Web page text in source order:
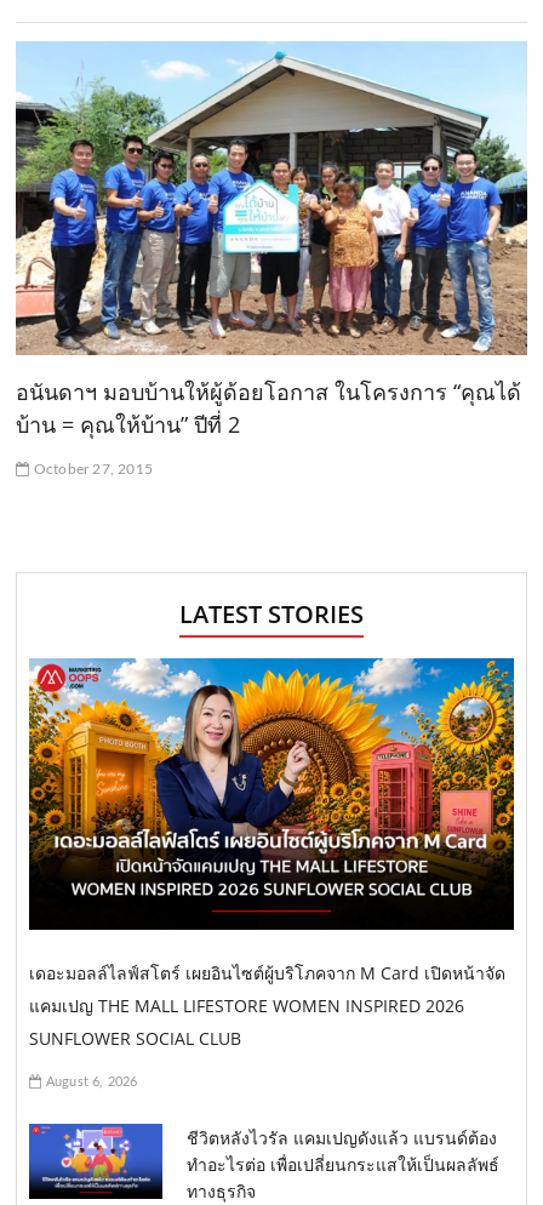
อนันดาฯ มอบบ้านให้ผู้ด้อยโอกาส ในโครงการ “คุณได้
บ้าน = คุณให้บ้าน” ปีที่ 2
October 27, 2015
LATEST STORIES
เดอะมอลล์ไลฟ์สโตร์ เผยอินไซต์ผู้บริโภคจาก M Card เปิดหน้าจัด
แคมเปญ THE MALL LIFESTORE WOMEN INSPIRED 2026
SUNFLOWER SOCIAL CLUB
August 6, 2026
ชีวิตหลังไวรัล แคมเปญดังแล้ว แบรนด์ต้อง
ทำอะไรต่อ เพื่อเปลี่ยนกระแสให้เป็นผลลัพธ์
ทางธุรกิจ